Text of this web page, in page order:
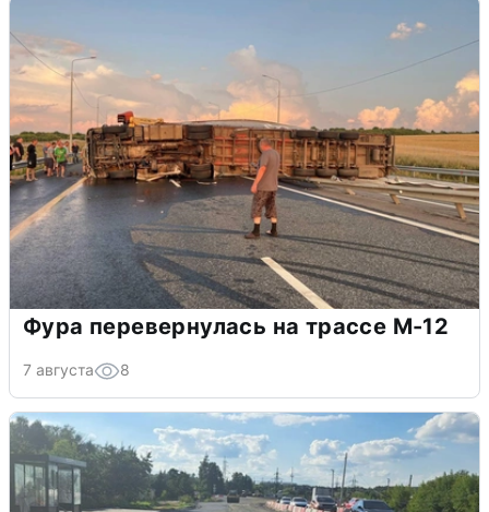
Фура перевернулась на трассе М-12
7 августа 8